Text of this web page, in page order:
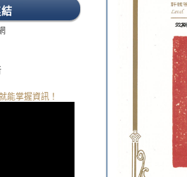
能掌握資訊！